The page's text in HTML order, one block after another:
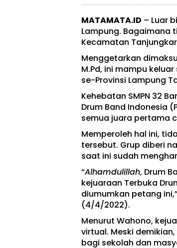
MATAMATA.ID – Luar
Lampung. Bagaimana
Kecamatan
Menggetarkan
M.Pd, ini mampu
se-Provinsi Lampung
Kehebatan SMPN 32
Drum Band Indonesia
semua juara pertama
Memperoleh hal ini,
tersebut. Grup diberi
saat ini sudah
“Alhamdulillah, Drum
kejuaraan Terbuka
diumumkan petang
(4/4/2022).
Menurut Wahono,
virtual. Meski
bagi sekolah dan